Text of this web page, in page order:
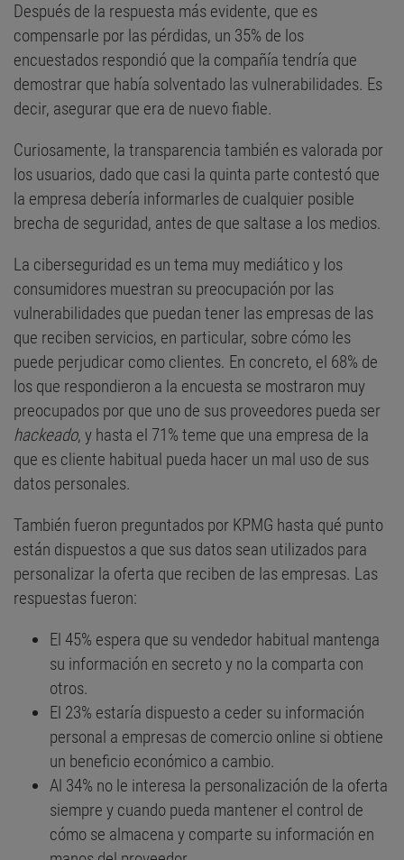
Después de la respuesta más evidente, que es
compensarle por las pérdidas, un 35% de los
encuestados respondió que la compañía tendría que
demostrar que había solventado las vulnerabilidades. Es
decir, asegurar que era de nuevo fiable.
Curiosamente, la transparencia también es valorada por
los usuarios, dado que casi la quinta parte contestó que
la empresa debería informarles de cualquier posible
brecha de seguridad, antes de que saltase a los medios.
La ciberseguridad es un tema muy mediático y los
consumidores muestran su preocupación por las
vulnerabilidades que puedan tener las empresas de las
que reciben servicios, en particular, sobre cómo les
puede perjudicar como clientes. En concreto, el 68% de
los que respondieron a la encuesta se mostraron muy
preocupados por que uno de sus proveedores pueda ser
hackeado, y hasta el 71% teme que una empresa de la
que es cliente habitual pueda hacer un mal uso de sus
datos personales.
También fueron preguntados por KPMG hasta qué punto
están dispuestos a que sus datos sean utilizados para
personalizar la oferta que reciben de las empresas. Las
respuestas fueron:
El 45% espera que su vendedor habitual mantenga
su información en secreto y no la comparta con
otros.
El 23% estaría dispuesto a ceder su información
personal a empresas de comercio online si obtiene
un beneficio económico a cambio.
Al 34% no le interesa la personalización de la oferta
siempre y cuando pueda mantener el control de
cómo se almacena y comparte su información en